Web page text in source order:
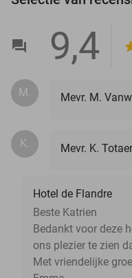
9,4
M. Mevr. M.
K. Mevr. K.
Hotel de Flandre
Beste Katrien
Bedankt voor deze
ons plezier te zien
Met vriendelijke